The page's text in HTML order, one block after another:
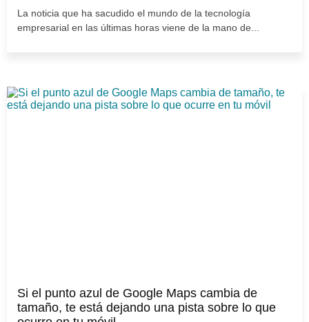
La noticia que ha sacudido el mundo de la tecnología
empresarial en las últimas horas viene de la mano de...
Si el punto azul de Google Maps cambia de
tamaño, te está dejando una pista sobre lo que